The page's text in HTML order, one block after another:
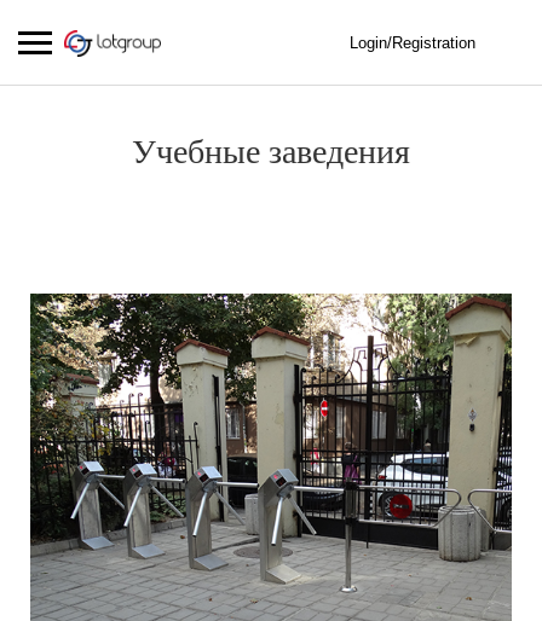
Login/Registration
Учебные заведения